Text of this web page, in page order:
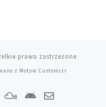
prawa zastrzeżone
z Motyw Customizr